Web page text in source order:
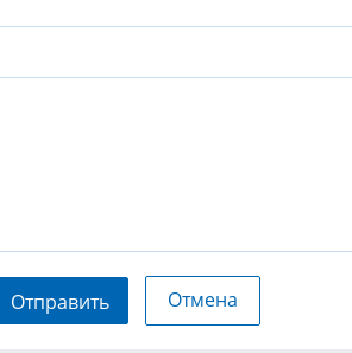
Отправить Отмена